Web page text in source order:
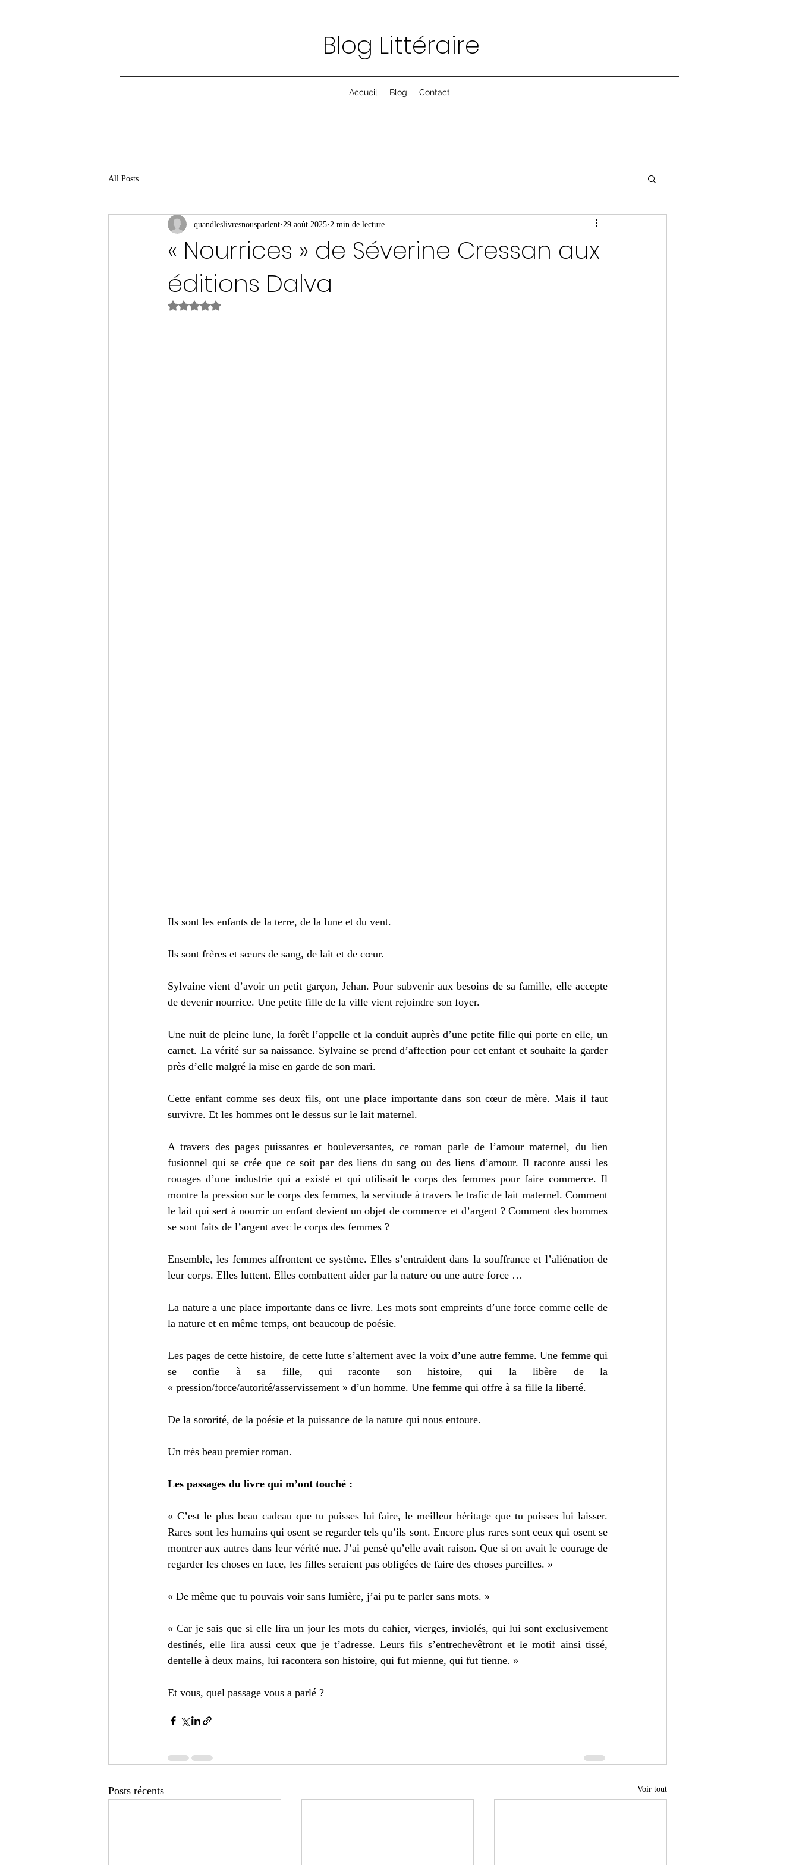
Blog Littéraire
Accueil Blog Contact
All Posts
« Nourrices » de Séverine Cressan aux
éditions Dalva
quandleslivresnousparlent 29 août 2025 2 min de lecture
Noté NaN étoiles sur 5.
Ils sont les enfants de la terre, de la lune et du vent.
Ils sont frères et sœurs de sang, de lait et de cœur.
Sylvaine vient d’avoir un petit garçon, Jehan. Pour subvenir aux besoins de sa famille, elle accepte
de devenir nourrice. Une petite fille de la ville vient rejoindre son foyer.
Une nuit de pleine lune, la forêt l’appelle et la conduit auprès d’une petite fille qui porte en elle, un
carnet. La vérité sur sa naissance. Sylvaine se prend d’affection pour cet enfant et souhaite la garder
près d’elle malgré la mise en garde de son mari.
Cette enfant comme ses deux fils, ont une place importante dans son cœur de mère. Mais il faut
survivre. Et les hommes ont le dessus sur le lait maternel.
A travers des pages puissantes et bouleversantes, ce roman parle de l’amour maternel, du lien
fusionnel qui se crée que ce soit par des liens du sang ou des liens d’amour. Il raconte aussi les
rouages d’une industrie qui a existé et qui utilisait le corps des femmes pour faire commerce. Il
montre la pression sur le corps des femmes, la servitude à travers le trafic de lait maternel. Comment
le lait qui sert à nourrir un enfant devient un objet de commerce et d’argent ? Comment des hommes
se sont faits de l’argent avec le corps des femmes ?
Ensemble, les femmes affrontent ce système. Elles s’entraident dans la souffrance et l’aliénation de
leur corps. Elles luttent. Elles combattent aider par la nature ou une autre force …
La nature a une place importante dans ce livre. Les mots sont empreints d’une force comme celle de
la nature et en même temps, ont beaucoup de poésie.
Les pages de cette histoire, de cette lutte s’alternent avec la voix d’une autre femme. Une femme qui
se confie à sa fille, qui raconte son histoire, qui la libère de la
« pression/force/autorité/asservissement » d’un homme. Une femme qui offre à sa fille la liberté.
De la sororité, de la poésie et la puissance de la nature qui nous entoure.
Un très beau premier roman.
Les passages du livre qui m’ont touché :
« C’est le plus beau cadeau que tu puisses lui faire, le meilleur héritage que tu puisses lui laisser.
Rares sont les humains qui osent se regarder tels qu’ils sont. Encore plus rares sont ceux qui osent se
montrer aux autres dans leur vérité nue. J’ai pensé qu’elle avait raison. Que si on avait le courage de
regarder les choses en face, les filles seraient pas obligées de faire des choses pareilles. »
« De même que tu pouvais voir sans lumière, j’ai pu te parler sans mots. »
« Car je sais que si elle lira un jour les mots du cahier, vierges, inviolés, qui lui sont exclusivement
destinés, elle lira aussi ceux que je t’adresse. Leurs fils s’entrechevêtront et le motif ainsi tissé,
dentelle à deux mains, lui racontera son histoire, qui fut mienne, qui fut tienne. »
Et vous, quel passage vous a parlé ?
Posts récents Voir tout